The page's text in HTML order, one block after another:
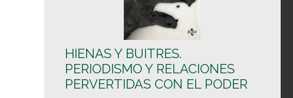
HIENAS Y BUITRES.
PERIODISMO Y RELACIONES
PERVERTIDAS CON EL PODER